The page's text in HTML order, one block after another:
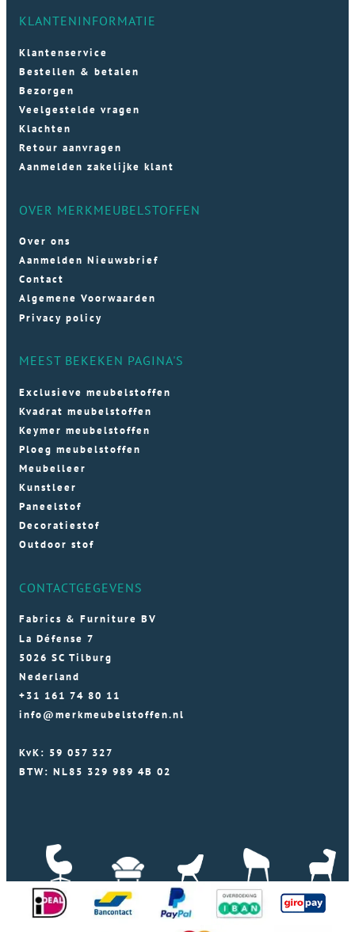
KLANTENINFORMATIE
Klantenservice
Bestellen & betalen
Bezorgen
Veelgestelde vragen
Klachten
Retour aanvragen
Aanmelden zakelijke klant
OVER MERKMEUBELSTOFFEN
Over ons
Aanmelden Nieuwsbrief
Contact
Algemene Voorwaarden
Privacy policy
MEEST BEKEKEN PAGINA'S
Exclusieve meubelstoffen
Kvadrat meubelstoffen
Keymer meubelstoffen
Ploeg meubelstoffen
Meubelleer
Kunstleer
Paneelstof
Decoratiestof
Outdoor stof
CONTACTGEGEVENS
Fabrics & Furniture BV
La Défense 7
5026 SC Tilburg
Nederland
+31 161 74 80 11
info@merkmeubelstoffen.nl
KvK: 59 057 327
BTW: NL85 329 989 4B 02